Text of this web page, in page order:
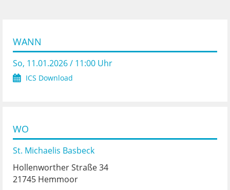
WANN
So, 11.01.2026 / 11:00 Uhr
ICS Download
WO
St. Michaelis Basbeck
Hollenworther Straße 34
21745 Hemmoor